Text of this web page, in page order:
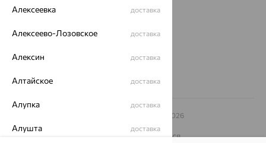
еще 3
8 (800) 250-02-30
– 2026
Архив акций
На информационном ресурсе применяются
Алексеевка доставка
Алексеево-Лозовское доставка
Алексин доставка
Алтайское доставка
Алупка доставка
Алушта доставка